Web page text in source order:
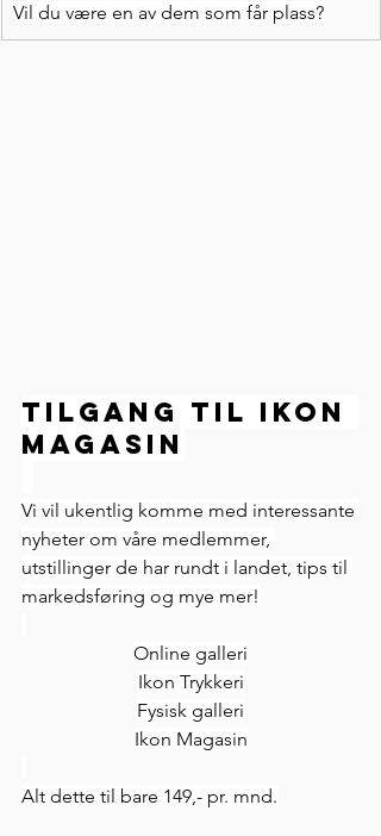
Vil du være en av dem som får plass?
Tilgang til Ikon
Magasin
Vi vil ukentlig komme med interessante
nyheter om våre medlemmer,
utstillinger de har rundt i landet, tips til
markedsføring og mye mer!
Online galleri
Ikon Trykkeri
Fysisk galleri
Ikon Magasin
Alt dette til bare 149,- pr. mnd.